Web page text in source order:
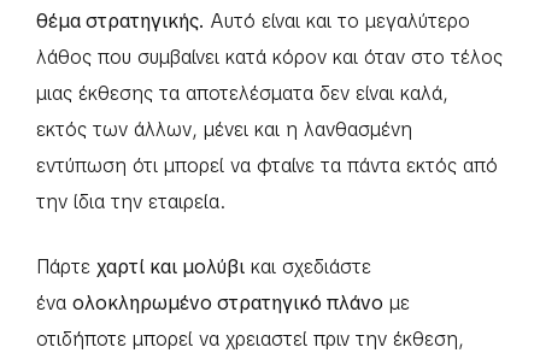
θέμα στρατηγικής. Αυτό είναι και το μεγαλύτερο
λάθος που συμβαίνει κατά κόρον και όταν στο τέλος
μιας έκθεσης τα αποτελέσματα δεν είναι καλά,
εκτός των άλλων, μένει και η λανθασμένη
εντύπωση ότι μπορεί να φταίνε τα πάντα εκτός από
την ίδια την εταιρεία.
Πάρτε χαρτί και μολύβι και σχεδιάστε
ένα ολοκληρωμένο στρατηγικό πλάνο με
οτιδήποτε μπορεί να χρειαστεί πριν την έκθεση,